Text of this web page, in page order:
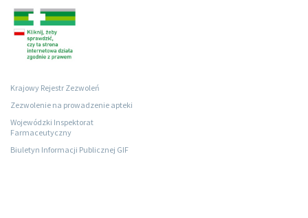
Krajowy Rejestr Zezwoleń
Zezwolenie na prowadzenie apteki
Wojewódzki Inspektorat
Farmaceutyczny
Biuletyn Informacji Publicznej GIF